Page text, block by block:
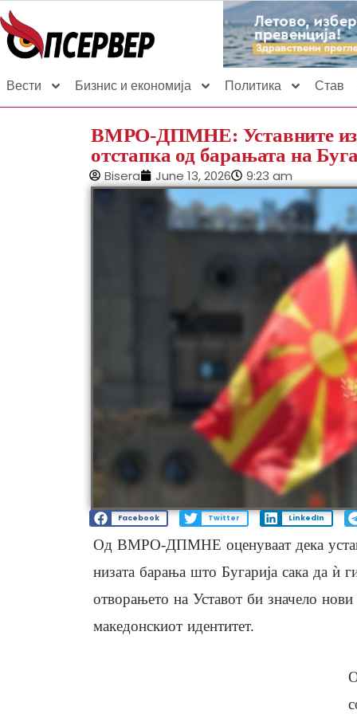
Вести Бизнис и економија Политика Став
ВМРО-ДПМНЕ: Уставните
отстапка од барањата на
Bisera June 13, 2026 9:23 am
Facebook Twitter LinkedIn
Од ВМРО-ДПМНЕ оценуваат дека
низата барања што Бугарија сака да ѝ
отворањето на Уставот би значело
македонскиот идентитет.